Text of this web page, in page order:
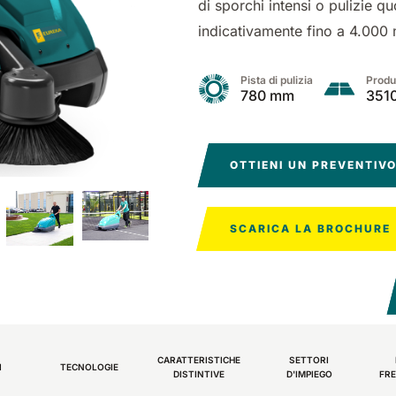
550 mm
m²/h 810 mm
3645
m²/h
650 mm
3900
m²/h
760
1000 mm 7500 m²/h 1100
1055 mm
5800
m²/h
1200
1570 mm 18840
2100
di sporchi intensi o pulizie
indicativamente fino a 4.000
Pista di pulizia
780 mm
OTTIENI UN
SCARICA LA BROCHURE
TECNOLOGIE
CARATTERISTICHE
DISTINTIVE
SETTORI
D'IMPIEGO